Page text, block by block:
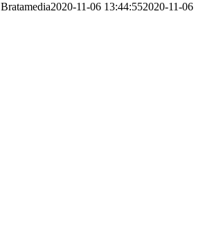
Bratamedia2020-11-06 13:44:552020-11-06